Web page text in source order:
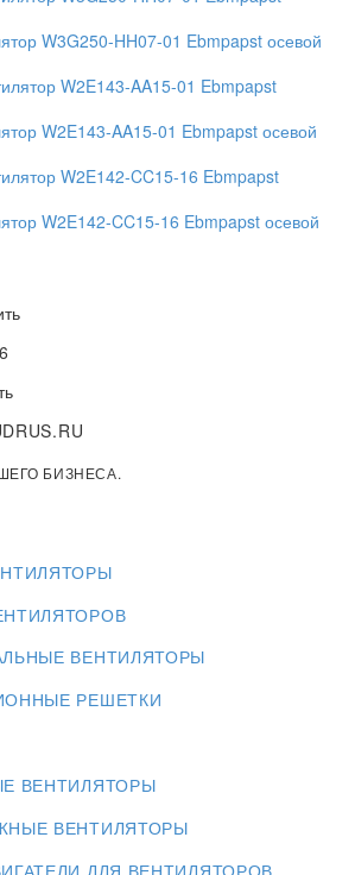
W3G250-HH07-01 Ebmpapst осевой
W2E143-AA15-01 Ebmpapst осевой
W2E142-CC15-16 Ebmpapst осевой
БИЗНЕСА.
ВЕНТИЛЯТОРЫ
РЕШЕТКИ
ВЕНТИЛЯТОРЫ
ВЕНТИЛЯТОРЫ
ДЛЯ ВЕНТИЛЯТОРОВ